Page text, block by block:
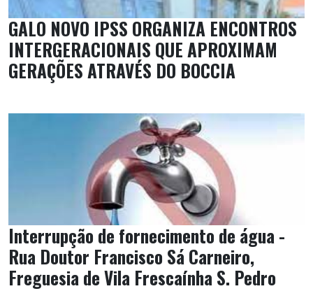
GALO NOVO IPSS ORGANIZA ENCONTROS
INTERGERACIONAIS QUE APROXIMAM
GERAÇÕES ATRAVÉS DO BOCCIA
Interrupção de fornecimento de água -
Rua Doutor Francisco Sá Carneiro,
Freguesia de Vila Frescaínha S. Pedro